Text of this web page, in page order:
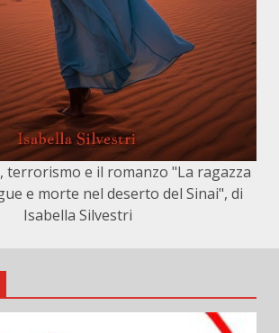
terrorismo e il romanzo "La ragazza
e morte nel deserto del Sinai", di
Isabella Silvestri